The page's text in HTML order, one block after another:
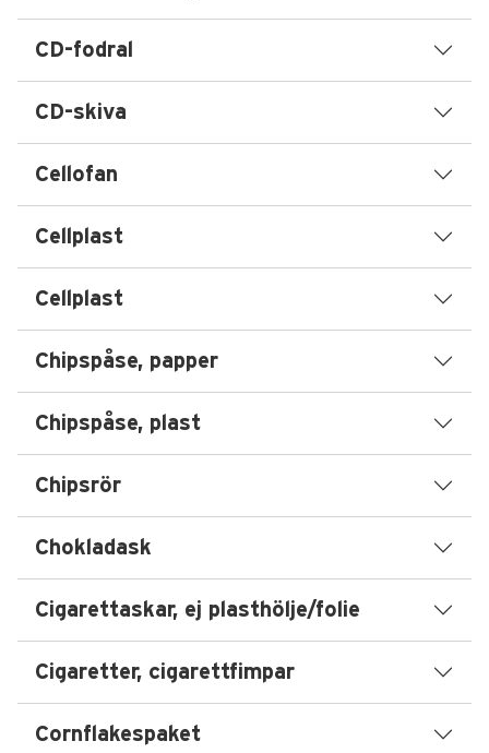
CD-fodral
CD-skiva
Cellofan
Cellplast
Cellplast
Chipspåse, papper
Chipspåse, plast
Chipsrör
Chokladask
Cigarettaskar, ej plasthölje/folie
Cigaretter, cigarettfimpar
Cornflakespaket